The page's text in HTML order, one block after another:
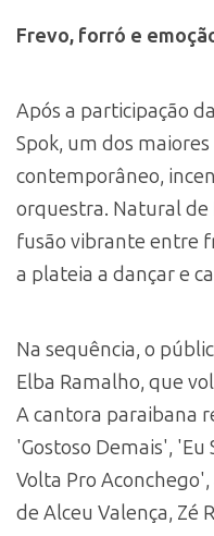
Frevo, forró e
Após a participação
Spok, um dos
contemporâneo,
orquestra. Natural de
fusão vibrante entre
a plateia a dançar e
Na sequência, o
Elba Ramalho, que
A cantora paraibana
'Gostoso Demais', 'Eu
Volta Pro
de Alceu Valença, Zé